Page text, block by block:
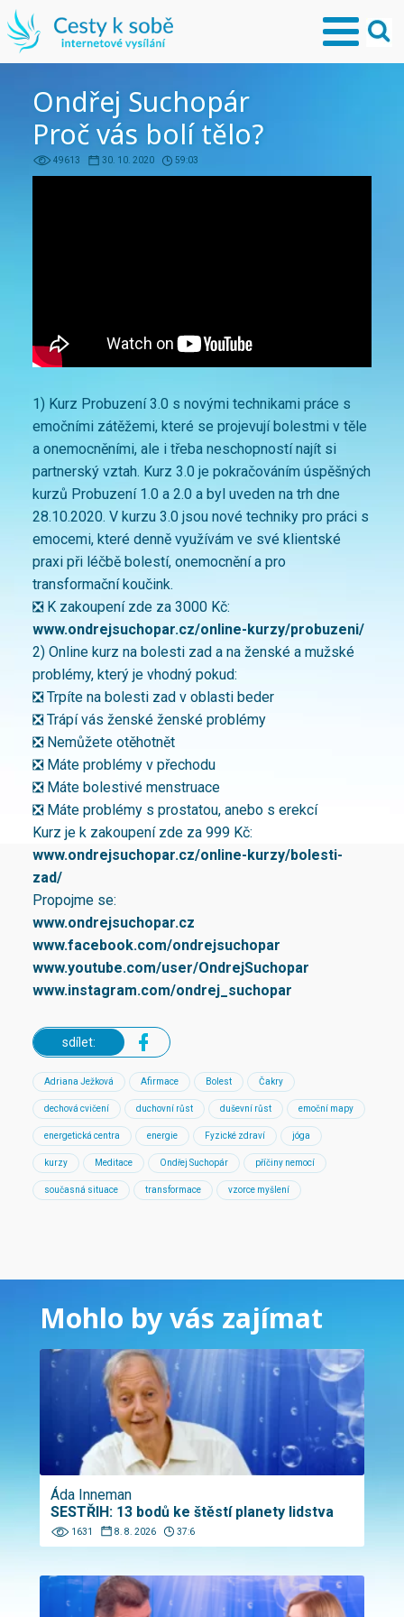
Ondřej Suchopár
Proč vás bolí tělo?
49613 30. 10. 2020 59:03
1) Kurz Probuzení 3.0 s novými technikami práce s
emočními zátěžemi, které se projevují bolestmi v těle
a onemocněními, ale i třeba neschopností najít si
partnerský vztah. Kurz 3.0 je pokračováním úspěšných
kurzů Probuzení 1.0 a 2.0 a byl uveden na trh dne
28.10.2020. V kurzu 3.0 jsou nové techniky pro práci s
emocemi, které denně využívám ve své klientské
praxi při léčbě bolestí, onemocnění a pro
transformační koučink.
❎ K zakoupení zde za 3000 Kč:
www.ondrejsuchopar.cz/online-kurzy/probuzeni/
2) Online kurz na bolesti zad a na ženské a mužské
problémy, který je vhodný pokud:
❎ Trpíte na bolesti zad v oblasti beder
❎ Trápí vás ženské ženské problémy
❎ Nemůžete otěhotnět
❎ Máte problémy v přechodu
❎ Máte bolestivé menstruace
❎ Máte problémy s prostatou, anebo s erekcí
Kurz je k zakoupení zde za 999 Kč:
www.ondrejsuchopar.cz/online-kurzy/bolesti-
zad/
Propojme se:
www.ondrejsuchopar.cz
www.facebook.com/ondrejsuchopar
www.youtube.com/user/OndrejSuchopar
www.instagram.com/ondrej_suchopar
sdílet:
Adriana Ježková Afirmace Bolest Čakry
dechová cvičení duchovní růst duševní růst emoční mapy
energetická centra energie Fyzické zdraví jóga
kurzy Meditace Ondřej Suchopár příčiny nemocí
současná situace transformace vzorce myšlení
Mohlo by vás zajímat
Áda Inneman
SESTŘIH: 13 bodů ke štěstí planety lidstva
1631 8. 8. 2026 37:6